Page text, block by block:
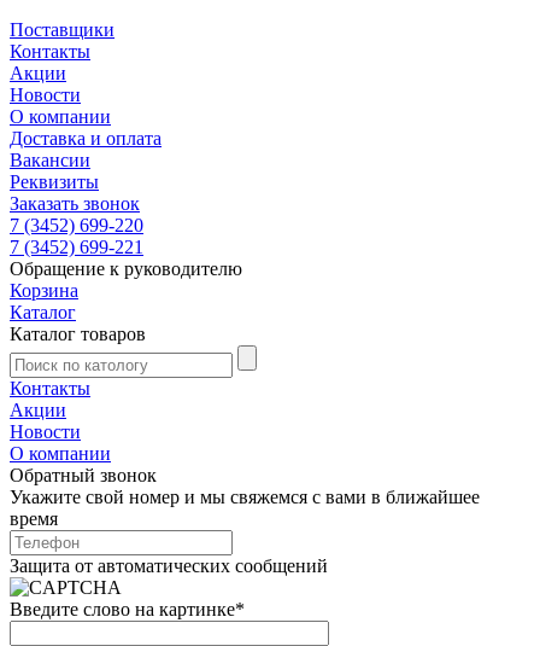
Поставщики
Контакты
Акции
Новости
О компании
Доставка и оплата
Вакансии
Реквизиты
Заказать звонок
7 (3452) 699-220
7 (3452) 699-221
Обращение к руководителю
Корзина
Каталог
Каталог товаров
Контакты
Акции
Новости
О компании
Обратный звонок
Укажите свой номер и мы свяжемся с вами в ближайшее
время
Защита от автоматических сообщений
Введите слово на картинке*